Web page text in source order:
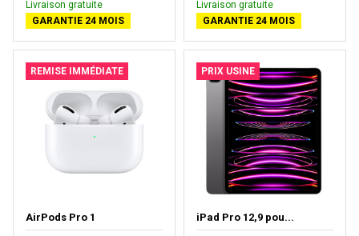
Livraison gratuite
GARANTIE 24 MOIS
Livraison gratuite
GARANTIE 24 MOIS
REMISE IMMÉDIATE
AirPods Pro 1
PRIX USINE
iPad Pro 12,9 pou...